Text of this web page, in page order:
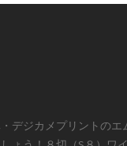
デジカメプリントのエ